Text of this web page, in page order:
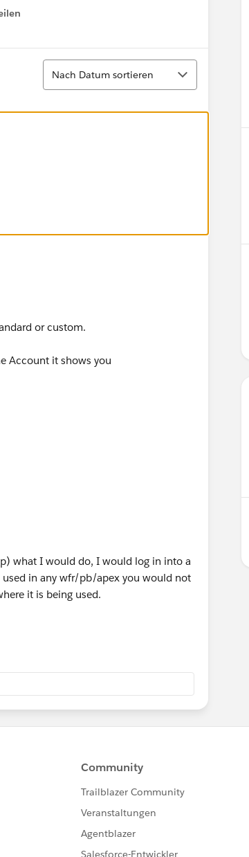
Sortieren
Nach Datum sortieren
or custom.
Account it shows you
:
what I would do, I would log in into a
in any wfr/pb/apex you would not
it is being used.